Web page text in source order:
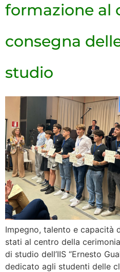
formazione al
consegna
studio
Impegno, talento e capacità
stati al centro della
di studio dell’IIS “Ernesto
dedicato agli studenti delle